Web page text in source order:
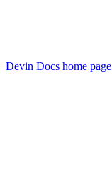
Devin Docs home page